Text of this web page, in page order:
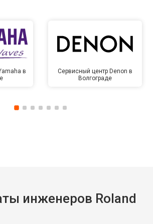
в
Сервисный центр Denon в
Волгограде
инженеров Roland